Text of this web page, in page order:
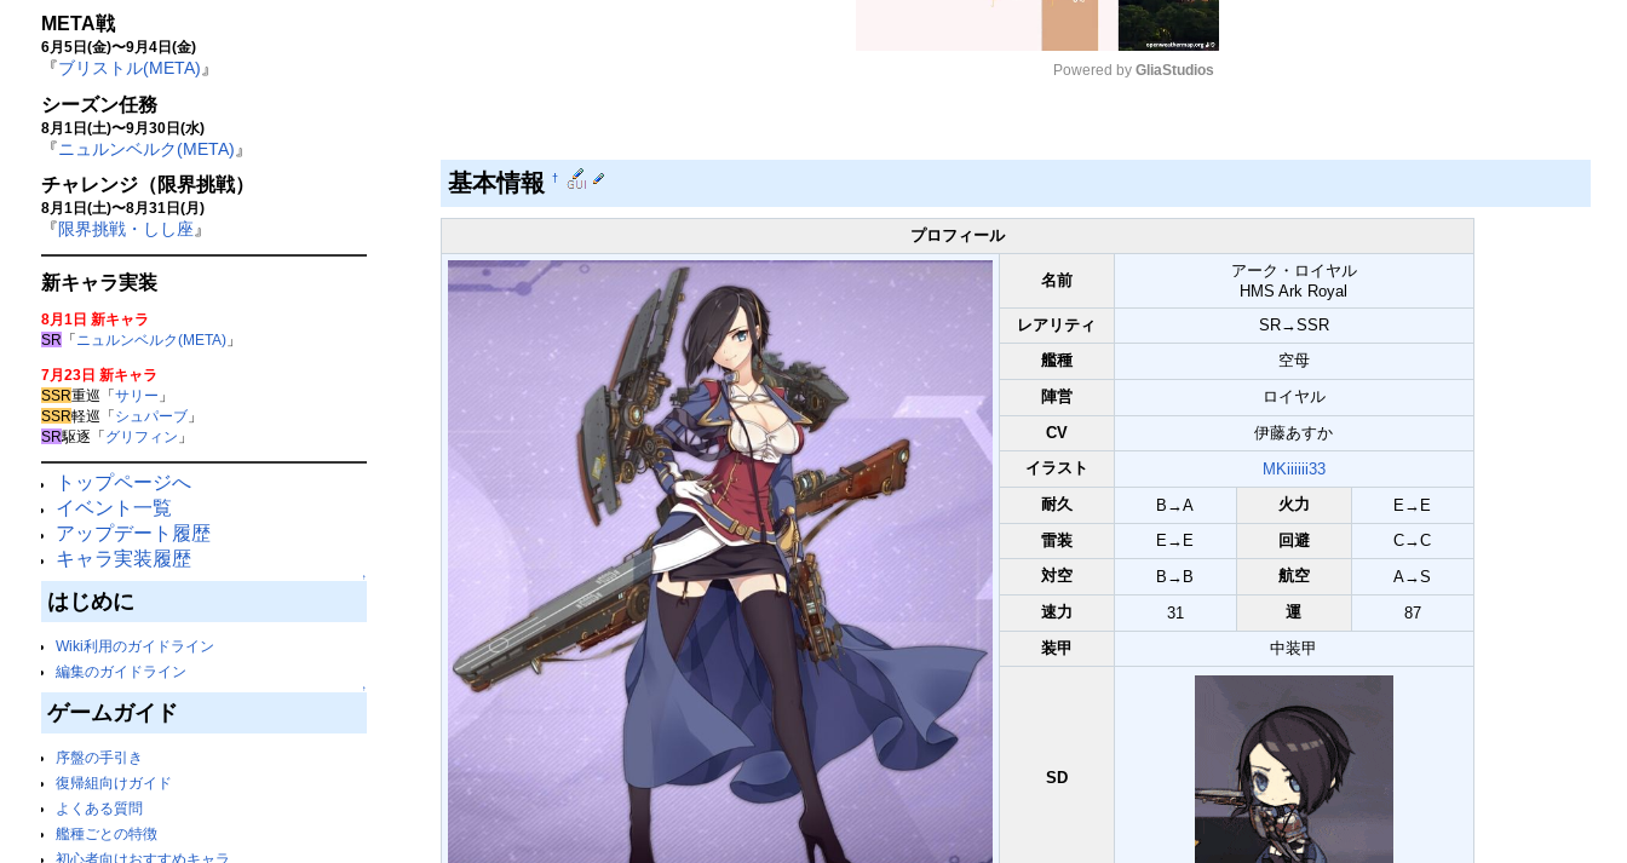
META戦
6月5日(金)〜9月4日(金)
『ブリストル(META) 』
シーズン任務
8月1日(土)〜9月30日(水)
『ニュルンベルク(META) 』
チャレンジ（限界挑戦）
8月1日(土)〜8月31日(月)
『限界挑戦・しし座』
新キャラ実装
8月1日 新キャラ
SR 「 ニュルンベルク(META)」
7月23日 新キャラ
SSR重巡「 サリー 」
SSR軽巡「 シュパーブ」
SR駆逐「 グリフィン 」
トップページへ
イベント一覧
アップデート履歴
キャラ実装履歴
↑
はじめに
Wiki利用のガイドライン
編集のガイドライン
↑
ゲームガイド
序盤の手引き
復帰組向けガイド
よくある質問
艦種ごとの特徴
初心者向けおすすめキャラ
Powered by GliaStudios
基本情報 †
プロフィール
名前
アーク・ロイヤル
HMS Ark Royal
レアリティ
SR→SSR
艦種
空母
陣営
ロイヤル
CV
伊藤あすか
イラスト
MKiiiiii33
耐久
B→A 火力
E→E
雷装
E→E 回避
C→C
対空
B→B 航空
A→S
速力
31 運
87
装甲
中装甲
SD